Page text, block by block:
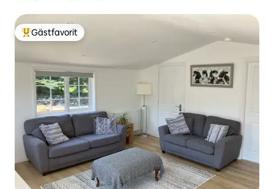
Populär gästfavorit
Gästfavorit